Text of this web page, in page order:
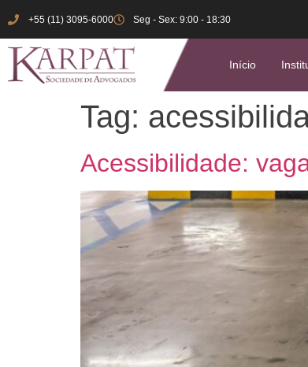
+55 (11) 3095-6000 Seg - Sex: 9:00 - 18:30
Início
Tag:
Acessibilidade: